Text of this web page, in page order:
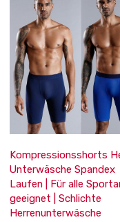
Kompressionsshorts
Unterwäsche Spandex
Laufen | Für alle
geeignet | Schlichte
Herrenunterwäsche